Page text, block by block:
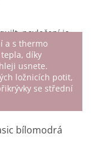
a s thermo
díky
usnete.
ložnicích potit,
se střední